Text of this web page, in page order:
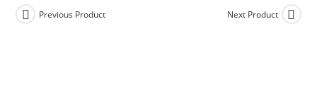
Previous Product Next Product